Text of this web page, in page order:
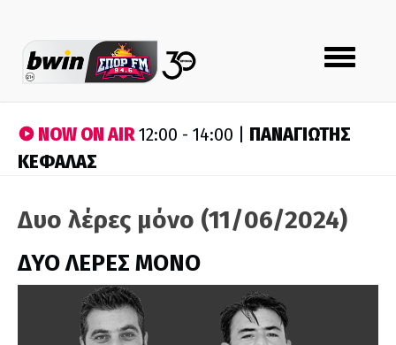
Toggle
navigation
NOW ON AIR12:00 - 14:00 | ΠΑΝΑΓΙΩΤΗΣ
ΚΕΦΑΛΑΣ
Δυο λέρες μόνο (11/06/2024)
ΔΥΟ ΛΕΡΕΣ ΜΟΝΟ